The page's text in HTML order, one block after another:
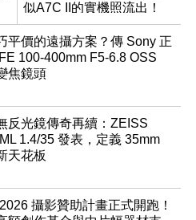
似A7C II的實機照流出！
平價的遠攝方案？傳 Sony 正
100-400mm F5-6.8 OSS
焦鏡頭
反光鏡傳奇再續：ZEISS
1.4/35 發表，定義 35mm
天花板
攝影贊助計畫正式開跑！